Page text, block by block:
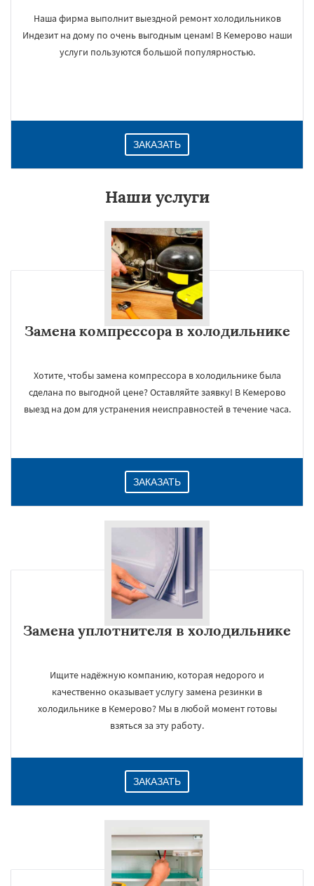
Наша фирма выполнит выездной ремонт холодильников
Индезит на дому по очень выгодным ценам! В Кемерово наши
услуги пользуются большой популярностью.
ЗАКАЗАТЬ
Наши услуги
Замена компрессора в холодильнике
Хотите, чтобы замена компрессора в холодильнике была
сделана по выгодной цене? Оставляйте заявку! В Кемерово
выезд на дом для устранения неисправностей в течение часа.
ЗАКАЗАТЬ
Замена уплотнителя в холодильнике
Ищите надёжную компанию, которая недорого и
качественно оказывает услугу замена резинки в
холодильнике в Кемерово? Мы в любой момент готовы
взяться за эту работу.
ЗАКАЗАТЬ